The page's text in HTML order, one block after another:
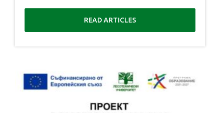
READ ARTICLES